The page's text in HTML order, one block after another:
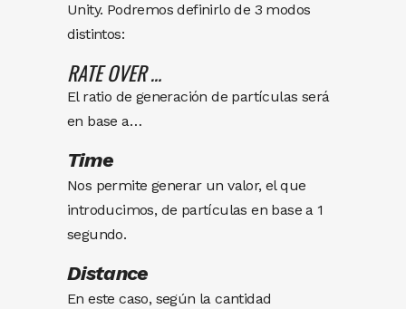
Unity. Podremos definirlo de 3 modos
distintos:
RATE OVER …
El ratio de generación de partículas será
en base a…
Time
Nos permite generar un valor, el que
introducimos, de partículas en base a 1
segundo.
Distance
En este caso, según la cantidad